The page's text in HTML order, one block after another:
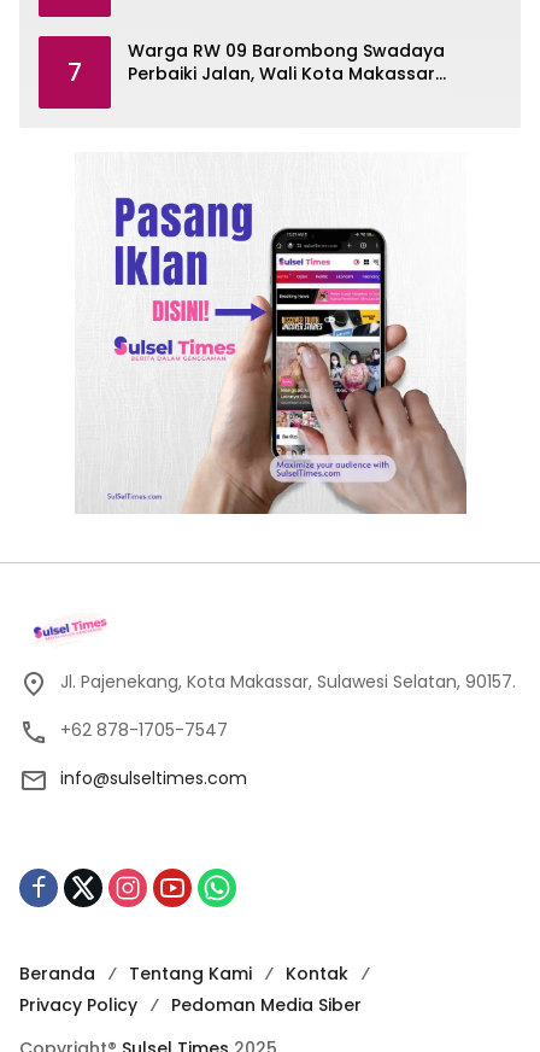
7
Warga RW 09 Barombong Swadaya
Perbaiki Jalan, Wali Kota Makassar
Jl. Pajenekang, Kota Makassar, Sulawesi Selatan, 90157.
+62 878-1705-7547
info@sulseltimes.com
Beranda Tentang Kami
Kontak
Privacy Policy
Pedoman Media Siber